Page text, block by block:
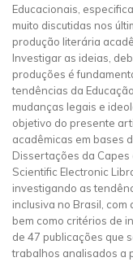
Educacionais,
muito discutidas nos
produção literária
Investigar as ideias,
produções é
tendências da
mudanças legais e
objetivo do presente
acadêmicas em bases
Dissertações da
Scientific Electronic
investigando as
inclusiva no Brasil, com
bem como critérios de
de 47 publicações que
trabalhos analisados a